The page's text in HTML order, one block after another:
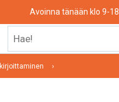
Avoinna tänään klo 9-18
kirjoittaminen